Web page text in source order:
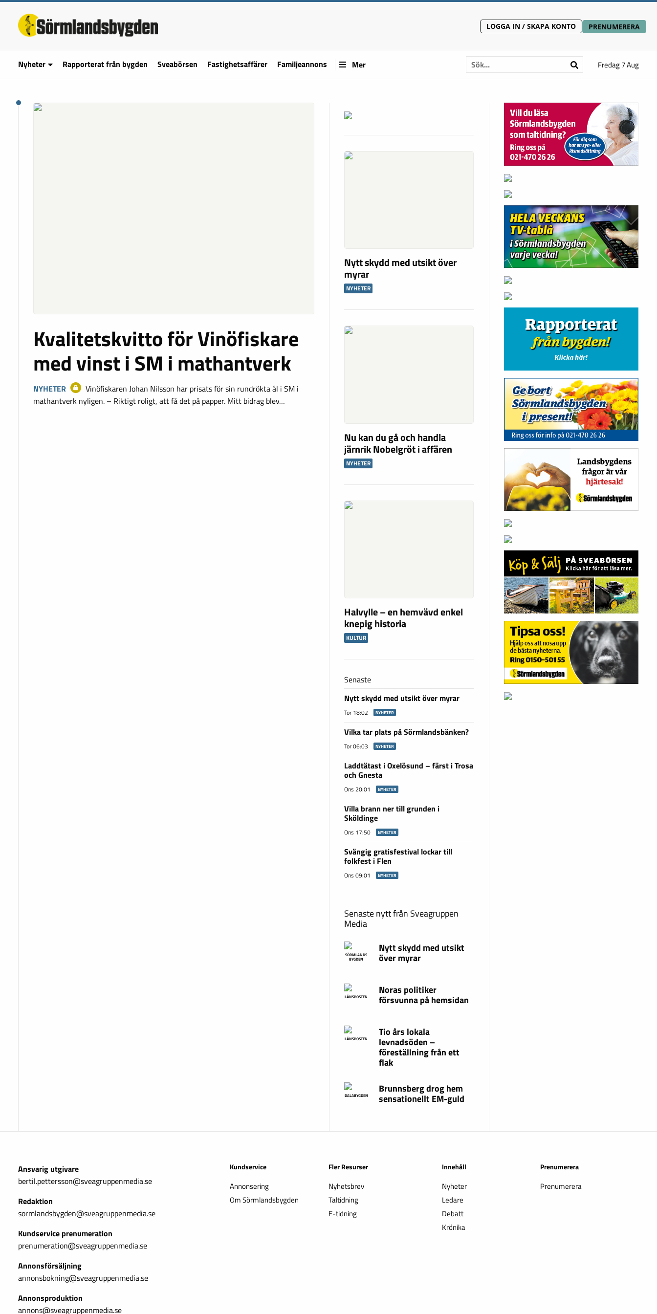
LOGGA IN / SKAPA KONTO PRENUMERERA
Nyheter Rapporterat från bygden Sveabörsen Fastighetsaffärer Familjeannons Mer Fredag 7 Aug
Kvalitetskvitto för Vinöfiskare
med vinst i SM i mathantverk
NYHETER
Vinöfiskaren Johan Nilsson har prisats för sin rundrökta ål i SM i
mathantverk nyligen. – Riktigt roligt, att få det på papper. Mitt bidrag blev…
Nytt skydd med utsikt över
myrar
NYHETER
Nu kan du gå och handla
järnrik Nobelgröt i affären
NYHETER
Halvylle – en hemvävd enkel
knepig historia
KULTUR
Senaste
Nytt skydd med utsikt över myrar
Tor 18:02 NYHETER
Vilka tar plats på Sörmlandsbänken?
Tor 06:03 NYHETER
Laddtätast i Oxelösund – färst i Trosa
och Gnesta
Ons 20:01 NYHETER
Villa brann ner till grunden i
Sköldinge
Ons 17:50 NYHETER
Svängig gratisfestival lockar till
folkfest i Flen
Ons 09:01 NYHETER
Senaste nytt från Sveagruppen
Media
SÖRMLANDS
BYGDEN
Nytt skydd med utsikt
över myrar
LÄNSPOSTEN
Noras politiker
försvunna på hemsidan
LÄNSPOSTEN
Tio års lokala
levnadsöden –
föreställning från ett
flak
DALABYGDEN
Brunnsberg drog hem
sensationellt EM-guld
Ansvarig utgivare
bertil.pettersson@sveagruppenmedia.se
Redaktion
sormlandsbygden@sveagruppenmedia.se
Kundservice prenumeration
prenumeration@sveagruppenmedia.se
Annonsförsäljning
annonsbokning@sveagruppenmedia.se
Annonsproduktion
annons@sveagruppenmedia.se
Kundservice
Annonsering
Om Sörmlandsbygden
Fler Resurser
Nyhetsbrev
Taltidning
E-tidning
Innehåll
Nyheter
Ledare
Debatt
Krönika
Prenumerera
Prenumerera